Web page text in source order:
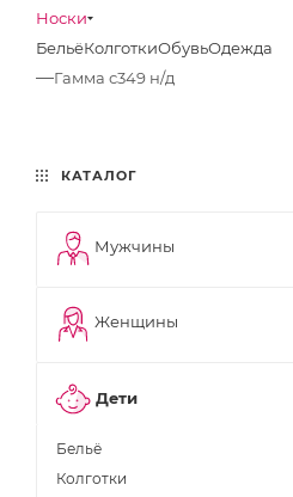
Носки
БельёКолготкиОбувьОдежда
—Гамма с349 н/д
КАТАЛОГ
Мужчины
Женщины
Дети
Бельё
Колготки